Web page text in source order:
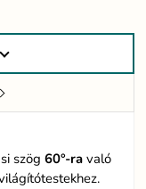
szög60°-ra való